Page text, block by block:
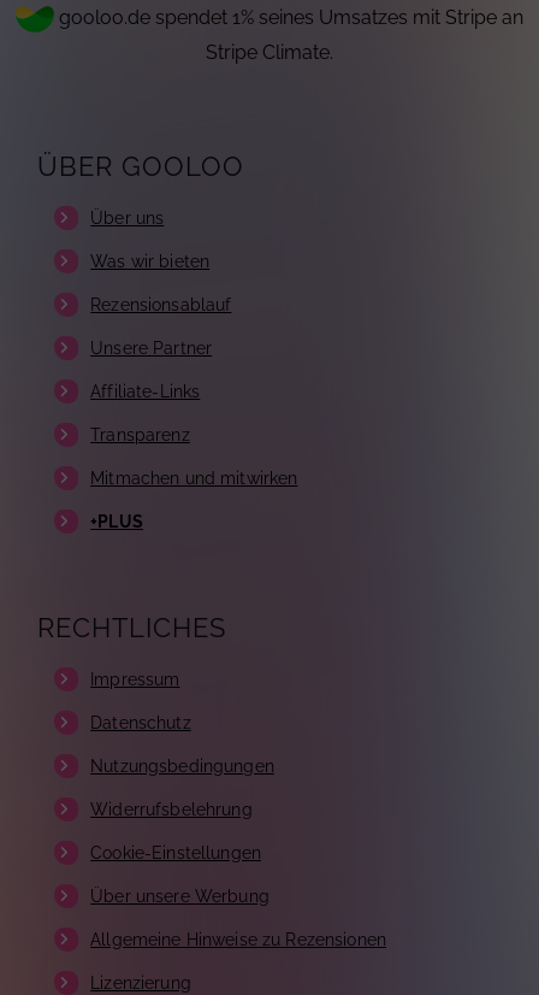
gooloo.de spendet 1% seines Umsatzes mit Stripe an
Stripe Climate.
ÜBER GOOLOO
Über uns
Was wir bieten
Rezensionsablauf
Unsere Partner
Affiliate-Links
Transparenz
Mitmachen und mitwirken
+PLUS
RECHTLICHES
Impressum
Datenschutz
Nutzungsbedingungen
Widerrufsbelehrung
Cookie-Einstellungen
Über unsere Werbung
Allgemeine Hinweise zu Rezensionen
Lizenzierung